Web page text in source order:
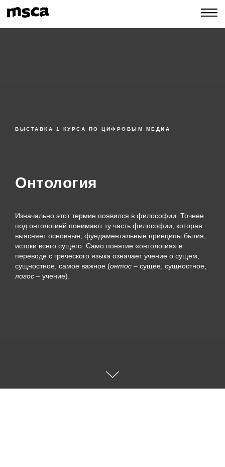
ВЫСТАВКА 1 КУРСА ПО ЦИФРОВЫМ МЕДИА
Онтология
Изначально этот термин появился в философии. Точнее
под онтологией понимают ту часть философии, которая
выясняет основные, фундаментальные принципы бытия,
истоки всего сущего. Само понятие «онтология» в
переводе с греческого языка означает учение о сущем,
сущностное, самое важное (онтос – сущее, сущностное,
логос – учение).